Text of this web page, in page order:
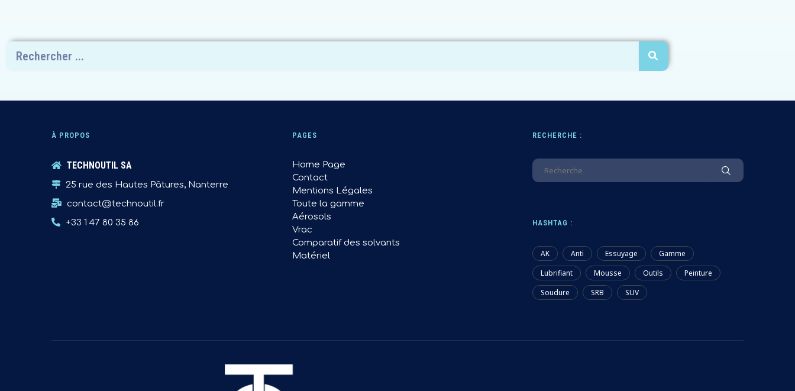
À PROPOS
TECHNOUTIL SA
25 rue des Hautes Pâtures, Nanterre
contact@technoutil.fr
+33 1 47 80 35 86
PAGES
Home Page
Contact
Mentions Légales
Toute la gamme
Aérosols
Vrac
Comparatif des solvants
Matériel
RECHERCHE :
HASHTAG :
AK Anti Essuyage
Gamme
Lubrifiant
Mousse Outils
Peinture
Soudure
SRB SUV